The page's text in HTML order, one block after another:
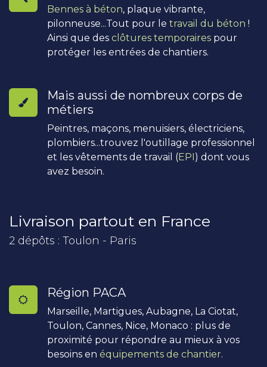
Bennes à béton, plaque vibrante,
pilonneuse...Tout pour le travail du béton !
Ainsi que des clôtures temporaires pour
protéger les entrées de chantiers.
Mais aussi de nombreux corps de
métiers
Peintres, maçons, menuisiers, électriciens,
plombiers...trouvez l'outillage professionnel
et les vêtements de travail (EPI) dont vous
avez besoin.
Livraison partout en France
2 dépôts : Toulon - Paris
Région PACA
Marseille, Martigues, Aubagne, La Ciotat,
Toulon, Cannes, Nice, Monaco : plus de
proximité pour répondre au mieux à vos
besoins en équipements de chantier.